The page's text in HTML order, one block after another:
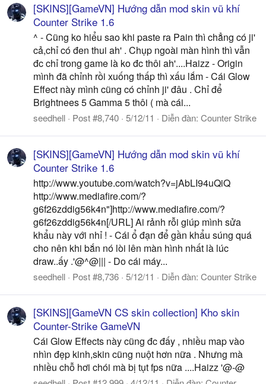
[SKINS][GameVN] Hướng dẫn mod skin vũ khí
Counter Strike 1.6
^ - Cũng ko hiểu sao khi paste ra Pain thì chẳng có ji'
cả,chỉ có đen thui ah' . Chụp ngoài màn hình thì vẫn
đc chỉ trong game là ko đc thôi ah'....Haizz - Origin
mình đã chỉnh rồi xuống thấp thì xấu lắm - Cái Glow
Effect này mình cũng có chỉnh ji' đâu . Chỉ để
Brightnees 5 Gamma 5 thôi ( mà cái...
seedhell Post #8,740 5/12/11 Diễn đàn: Counter Strike
[SKINS][GameVN] Hướng dẫn mod skin vũ khí
Counter Strike 1.6
http://www.youtube.com/watch?v=jAbLI94uQiQ
http://www.mediafire.com/?
g6f26zddig56k4n"]http://www.mediafire.com/?
g6f26zddig56k4n[/URL] Ai rảnh rỗi giúp mình sửa
khẩu này với nhỉ ! - Cái ổ đạn để gần khẩu súng quá
cho nên khi bắn nó lòi lên màn hình nhất là lúc
draw..ấy .'@^@||| - Do cái máy...
seedhell Post #8,736 5/12/11 Diễn đàn: Counter Strike
[SKINS][GameVN CS skin collection] Kho skin
Counter-Strike GameVN
Cái Glow Effects này cũng đc đấy , nhiều map vào
nhìn đẹp kinh,skin cũng nuột hơn nữa . Nhưng mà
nhiều chỗ hơi chói mà bị tụt fps nữa ....Haizz '@-@